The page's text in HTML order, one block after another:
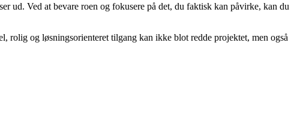
ud. Ved at bevare roen og fokusere på det, du faktisk kan påvirke, kan du
rolig og løsningsorienteret tilgang kan ikke blot redde projektet, men også